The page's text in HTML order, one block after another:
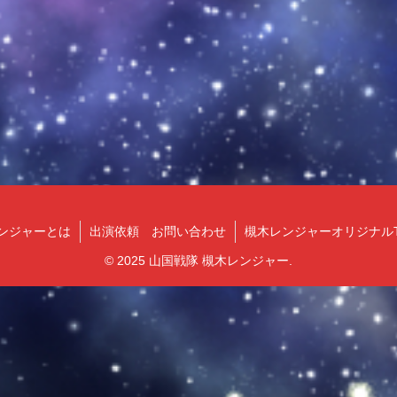
ジャーとは 出演依頼 お問い合わせ 槻木レンジャーオリジナル
© 2025 山国戦隊 槻木レンジャー.